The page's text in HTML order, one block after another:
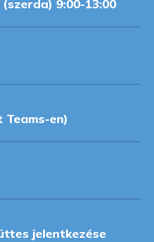
9:00-13:00
en)
jelentkezése